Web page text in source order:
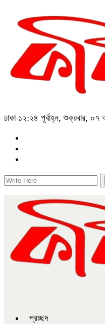
ঢাকা ১২:২৪ পূর্বাহ্ন, শুক্রবার, ০৭
প্রচ্ছদ